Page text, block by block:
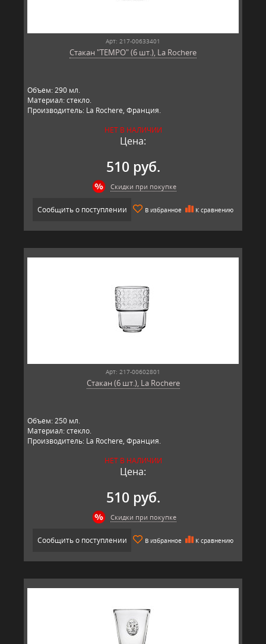
Арт: 217-00633401
Стакан "TEMPO" (6 шт.), La Rochere
Объем: 290 мл.
Материал: стекло.
Производитель: La Rochere, Франция.
НЕТ В НАЛИЧИИ
Цена:
510 руб.
Скидки при покупке
Сообщить о поступлении В избранное К сравнению
Арт: 217-00602801
Стакан (6 шт.), La Rochere
Объем: 250 мл.
Материал: стекло.
Производитель: La Rochere, Франция.
НЕТ В НАЛИЧИИ
Цена:
510 руб.
Скидки при покупке
Сообщить о поступлении В избранное К сравнению